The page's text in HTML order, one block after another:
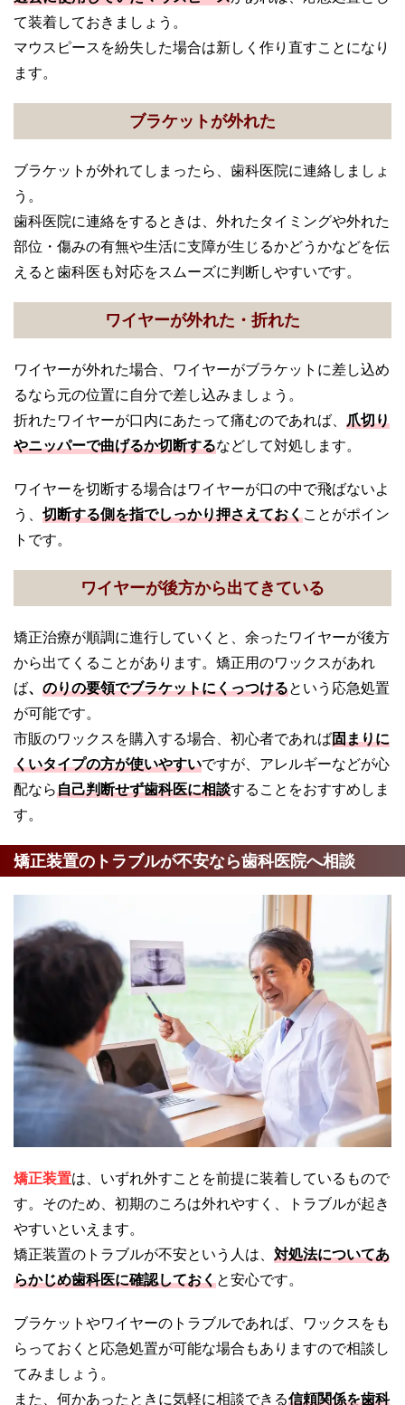
て装着しておきましょう。
マウスピースを紛失した場合は新しく作り直すことになり
ます。
ブラケットが外れた
ブラケットが外れてしまったら、歯科医院に連絡しましょ
う。
歯科医院に連絡をするときは、外れたタイミングや外れた
部位・傷みの有無や生活に支障が生じるかどうかなどを伝
えると歯科医も対応をスムーズに判断しやすいです。
ワイヤーが外れた・折れた
ワイヤーが外れた場合、ワイヤーがブラケットに差し込め
るなら元の位置に自分で差し込みましょう。
折れたワイヤーが口内にあたって痛むのであれば、 爪切り
やニッパーで曲げるか切断するなどして対処します。
ワイヤーを切断する場合はワイヤーが口の中で飛ばないよ
う、 切断する側を指でしっかり押さえておくことがポイン
トです。
ワイヤーが後方から出てきている
矯正治療が順調に進行していくと、余ったワイヤーが後方
から出てくることがあります。矯正用のワックスがあれ
ば、 のりの要領でブラケットにくっつけるという応急処置
が可能です。
市販のワックスを購入する場合、初心者であれば固まりに
くいタイプの方が使いやすいですが、アレルギーなどが心
配なら自己判断せず歯科医に相談することをおすすめしま
す。
矯正装置のトラブルが不安なら歯科医院へ相談
矯正装置は、いずれ外すことを前提に装着しているもので
す。そのため、初期のころは外れやすく、トラブルが起き
やすいといえます。
矯正装置のトラブルが不安という人は、 対処法についてあ
らかじめ歯科医に確認しておくと安心です。
ブラケットやワイヤーのトラブルであれば、ワックスをも
らっておくと応急処置が可能な場合もありますので相談し
てみましょう。
また、何かあったときに気軽に相談できる信頼関係を歯科